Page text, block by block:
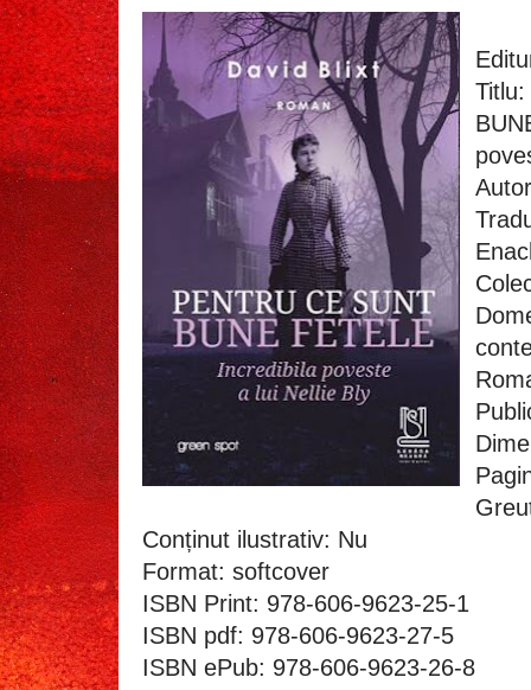
Titlu:
Conținut ilustrativ: Nu
Format: softcover
ISBN Print: 978-606-9623-25-1
ISBN pdf: 978-606-9623-27-5
ISBN ePub: 978-606-9623-26-8